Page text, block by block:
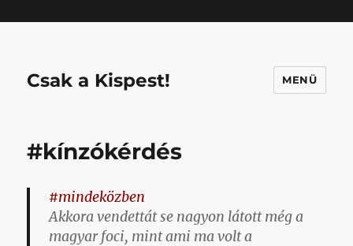
Csak a Kispest! MENÜ
#kínzókérdés
#mindeközben
Akkora vendettát se nagyon látott még a
magyar foci, mint ami ma volt a